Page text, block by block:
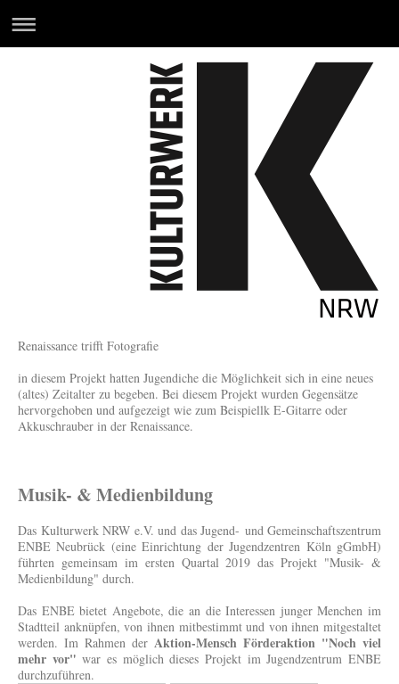
Renaissance trifft Fotografie
in diesem Projekt hatten Jugendiche die Möglichkeit sich in eine neues
(altes) Zeitalter zu begeben. Bei diesem Projekt wurden Gegensätze
hervorgehoben und aufgezeigt wie zum Beispiellk E-Gitarre oder
Akkuschrauber in der Renaissance.
Musik- & Medienbildung
Das Kulturwerk NRW e.V. und das Jugend- und Gemeinschaftszentrum
ENBE Neubrück (eine Einrichtung der Jugend­zentren Köln gGmbH)
führten gemeinsam im ersten Quartal 2019 das Projekt "Musik- &
Medienbildung" durch.
Das ENBE bietet Angebote, die an die Interessen junger Menchen im
Stadtteil anknüpfen, von ihnen mitbestimmt und von ihnen mitgestaltet
werden. Im Rahmen der Aktion-Mensch Förderaktion "Noch viel
mehr vor" war es möglich dieses Projekt im Jugendzentrum ENBE
durchzuführen.